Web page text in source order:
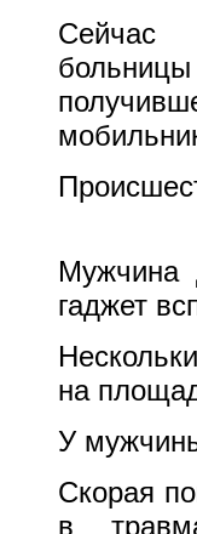
Сейчас
Мужчина
гаджет
на
У
Скорая
в